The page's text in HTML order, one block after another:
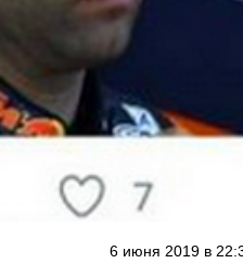
6 июня 2019 в